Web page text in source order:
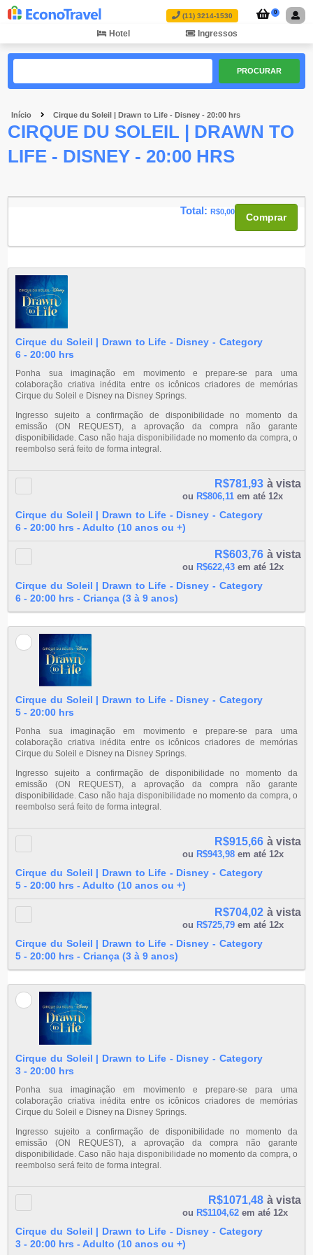
(11) 3214-1530 0
Hotel Ingressos
PROCURAR
Início Cirque du Soleil | Drawn to Life - Disney - 20:00 hrs
CIRQUE DU SOLEIL | DRAWN TO
LIFE - DISNEY - 20:00 HRS
Comprar
Total: R$0,00
Cirque du Soleil | Drawn to Life - Disney - Category
6 - 20:00 hrs
Ponha sua imaginação em movimento e prepare-se para uma
colaboração criativa inédita entre os icônicos criadores de memórias
Cirque du Soleil e Disney na Disney Springs.
Ingresso sujeito a confirmação de disponibilidade no momento da
emissão (ON REQUEST), a aprovação da compra não garante
disponibilidade. Caso não haja disponibilidade no momento da compra, o
reembolso será feito de forma integral.
R$781,93 à vista
ou R$806,11 em até 12x
Cirque du Soleil | Drawn to Life - Disney - Category
6 - 20:00 hrs - Adulto (10 anos ou +)
R$603,76 à vista
ou R$622,43 em até 12x
Cirque du Soleil | Drawn to Life - Disney - Category
6 - 20:00 hrs - Criança (3 à 9 anos)
Cirque du Soleil | Drawn to Life - Disney - Category
5 - 20:00 hrs
Ponha sua imaginação em movimento e prepare-se para uma
colaboração criativa inédita entre os icônicos criadores de memórias
Cirque du Soleil e Disney na Disney Springs.
Ingresso sujeito a confirmação de disponibilidade no momento da
emissão (ON REQUEST), a aprovação da compra não garante
disponibilidade. Caso não haja disponibilidade no momento da compra, o
reembolso será feito de forma integral.
R$915,66 à vista
ou R$943,98 em até 12x
Cirque du Soleil | Drawn to Life - Disney - Category
5 - 20:00 hrs - Adulto (10 anos ou +)
R$704,02 à vista
ou R$725,79 em até 12x
Cirque du Soleil | Drawn to Life - Disney - Category
5 - 20:00 hrs - Criança (3 à 9 anos)
Cirque du Soleil | Drawn to Life - Disney - Category
3 - 20:00 hrs
Ponha sua imaginação em movimento e prepare-se para uma
colaboração criativa inédita entre os icônicos criadores de memórias
Cirque du Soleil e Disney na Disney Springs.
Ingresso sujeito a confirmação de disponibilidade no momento da
emissão (ON REQUEST), a aprovação da compra não garante
disponibilidade. Caso não haja disponibilidade no momento da compra, o
reembolso será feito de forma integral.
R$1071,48 à vista
ou R$1104,62 em até 12x
Cirque du Soleil | Drawn to Life - Disney - Category
3 - 20:00 hrs - Adulto (10 anos ou +)